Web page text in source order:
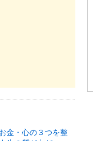
金・心の３つを整